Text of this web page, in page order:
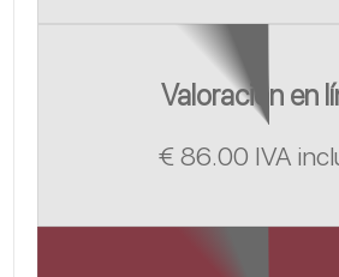
Valoración en
€ 86.00 IVA